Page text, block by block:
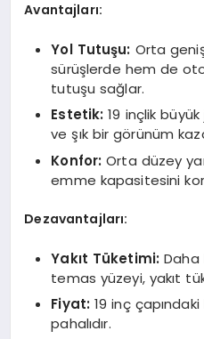
Avantajları:
Yol Tutuşu: Orta
sürüşlerde hem de
tutuşu sağlar.
Estetik: 19 inçlik
ve şık bir görünüm
Konfor: Orta düzey
emme kapasitesini
Dezavantajları:
Yakıt Tüketimi: Daha
temas yüzeyi, yakıt
Fiyat: 19 inç
pahalıdır.